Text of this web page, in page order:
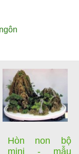
Hòn non bộ
mini - mẫu